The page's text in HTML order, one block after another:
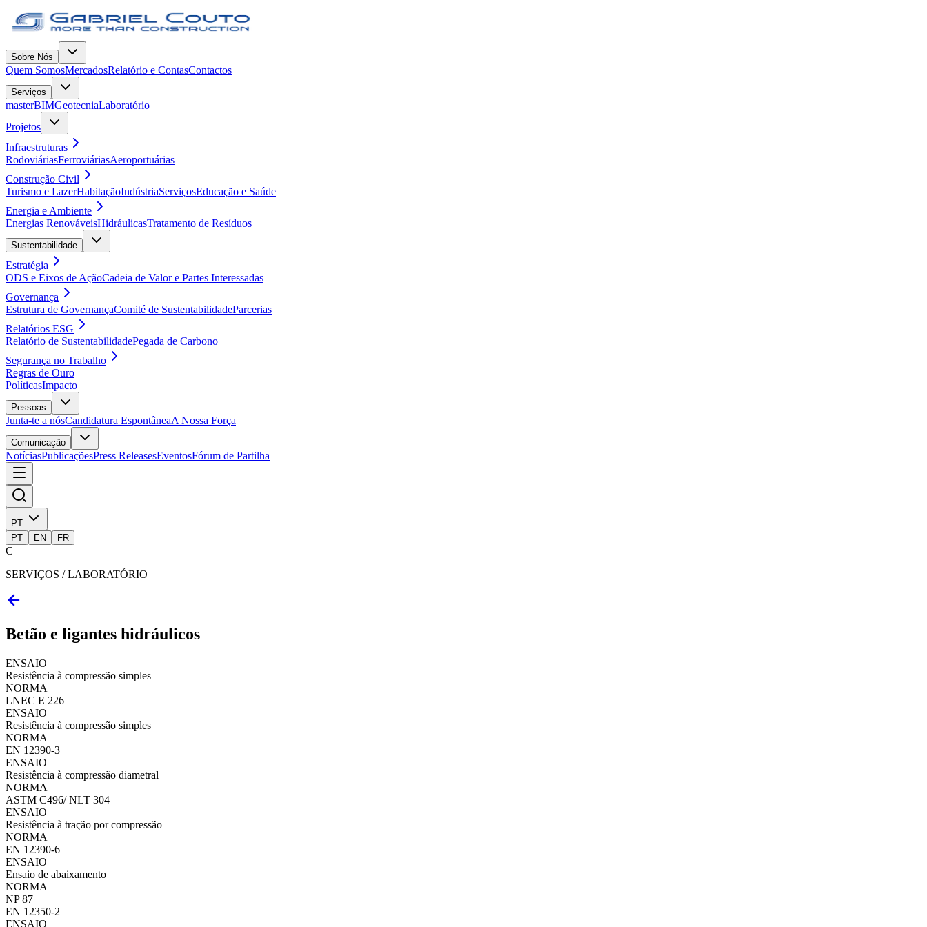
Sobre Nós
Quem SomosMercadosRelatório e ContasContactos
Serviços
masterBIMGeotecniaLaboratório
Projetos
Infraestruturas
RodoviáriasFerroviáriasAeroportuárias
Construção Civil
Turismo e LazerHabitaçãoIndústriaServiçosEducação e Saúde
Energia e Ambiente
Energias RenováveisHidráulicasTratamento de Resíduos
Sustentabilidade
Estratégia
ODS e Eixos de AçãoCadeia de Valor e Partes Interessadas
Governança
Estrutura de GovernançaComité de SustentabilidadeParcerias
Relatórios ESG
Relatório de SustentabilidadePegada de Carbono
Segurança no Trabalho
Regras de Ouro
PolíticasImpacto
Pessoas
Junta-te a nósCandidatura EspontâneaA Nossa Força
Comunicação
NotíciasPublicaçõesPress ReleasesEventosFórum de Partilha
PT
PT
EN FR
C
SERVIÇOS / LABORATÓRIO
Betão e ligantes hidráulicos
ENSAIO
Resistência à compressão simples
NORMA
LNEC E 226
ENSAIO
Resistência à compressão simples
NORMA
EN 12390-3
ENSAIO
Resistência à compressão diametral
NORMA
ASTM C496/ NLT 304
ENSAIO
Resistência à tração por compressão
NORMA
EN 12390-6
ENSAIO
Ensaio de abaixamento
NORMA
NP 87
EN 12350-2
ENSAIO